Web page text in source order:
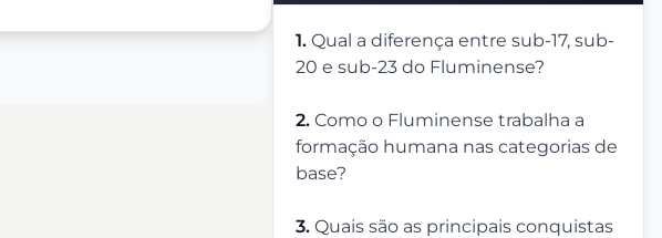
1. Qual a diferença entre sub-17, sub-
20 e sub-23 do Fluminense?
2. Como o Fluminense trabalha a
formação humana nas categorias de
base?
3. Quais são as principais conquistas